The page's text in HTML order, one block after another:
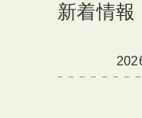
新着情報